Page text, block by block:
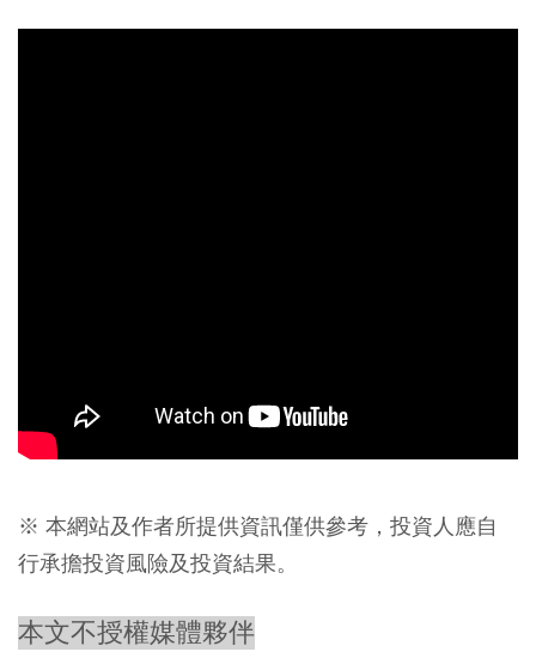
※ 本網站及作者所提供資訊僅供參考，投資人應自
行承擔投資風險及投資結果。
本文不授權媒體夥伴